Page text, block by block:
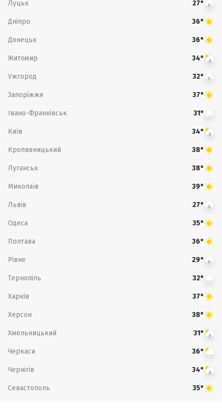
Луцьк 27°
Дніпро 36°
Донецьк 36°
Житомир 34°
Ужгород 32°
Запоріжжя 37°
Івано-Франківськ 31°
Київ 34°
Кропивницький 38°
Луганськ 38°
Миколаїв 39°
Львів 27°
Одеса 35°
Полтава 36°
Рівне 29°
Тернопіль 32°
Харків 37°
Херсон 38°
Хмельницький 31°
Черкаси 36°
Чернігів 34°
Севастополь 35°